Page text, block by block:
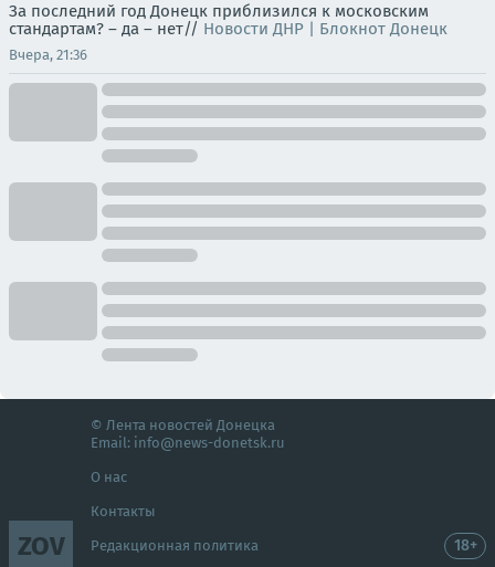
За последний год Донецк приблизился к московским
стандартам? – да – нет// Новости ДНР | Блокнот Донецк
Вчера, 21:36
ZOV
© Лента новостей Донецка
Email: info@news-donetsk.ru
О нас
Контакты
Редакционная политика 18+